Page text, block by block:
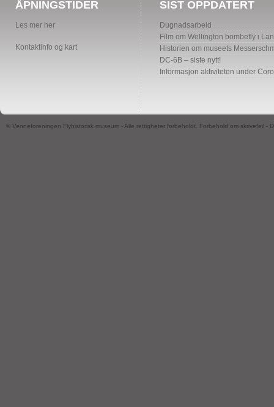
ÅPNINGSTIDER
Les mer her
Kontaktinfo og kart
SIST OPPDATERT
Dugnadsarbeid
Film om Wellington bombefly i
Historien om museets
DC-6B – siste nytt!
Informasjon aktiviteten under
© Venneforeningen Flyhistorisk museum - Alle rettigheter forbeholdt. Forbehold om skrivefeil -